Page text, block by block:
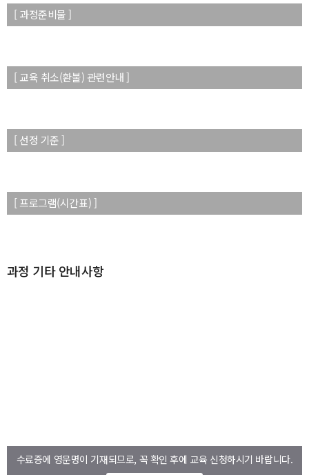
[ 과정준비물 ]
[ 교육 취소(환불) 관련안내 ]
[ 선정 기준 ]
[ 프로그램(시간표) ]
과정 기타 안내사항
수료증에 영문명이 기재되므로, 꼭 확인 후에 교육 신청하시기 바랍니다.